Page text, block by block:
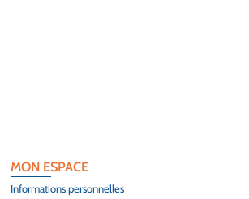
MON ESPACE
Informations personnelles